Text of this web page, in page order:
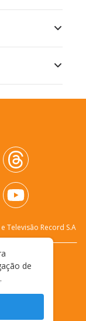
Televisão Record S.A
de
.